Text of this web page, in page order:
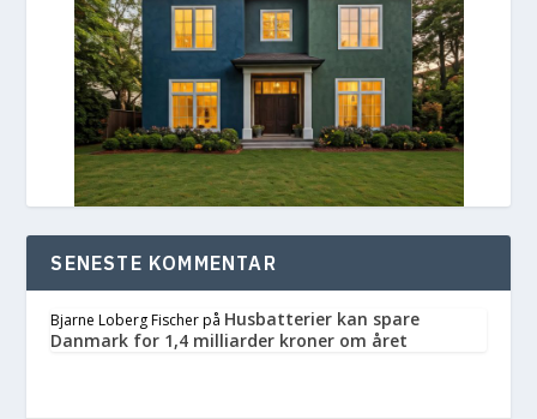
SENESTE KOMMENTAR
Bjarne Loberg Fischerpå Husbatterier kan spare
Danmark for 1,4 milliarder kroner om året